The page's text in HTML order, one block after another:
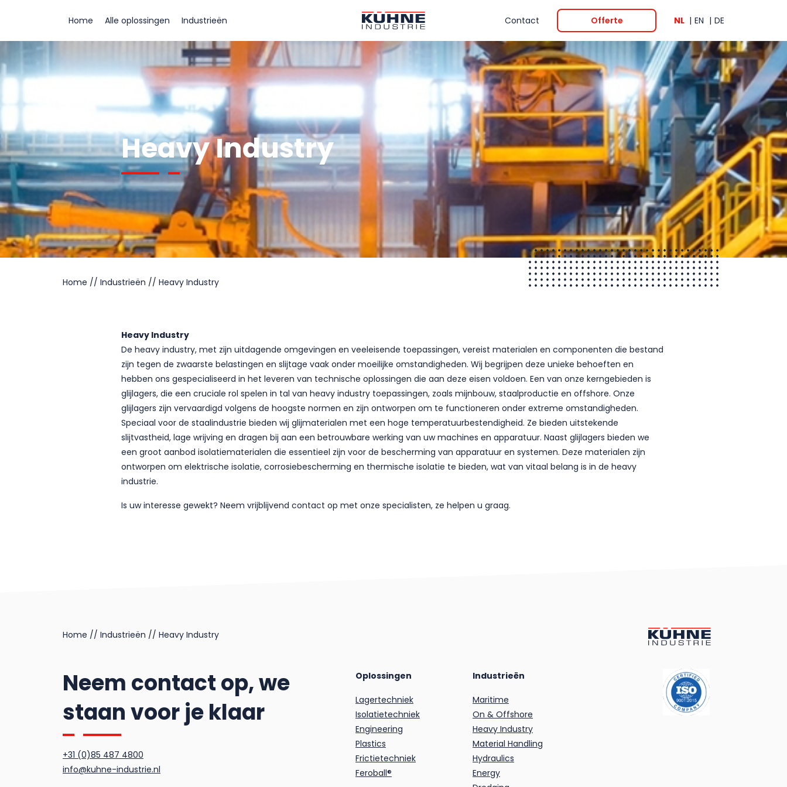
Home Alle oplossingen Industrieën Contact Offerte NL EN DE
Heavy Industry
Home // Industrieën // Heavy Industry
Heavy Industry
De heavy industry, met zijn uitdagende omgevingen en veeleisende toepassingen, vereist materialen en componenten die bestand
zijn tegen de zwaarste belastingen en slijtage vaak onder moeilijke omstandigheden. Wij begrijpen deze unieke behoeften en
hebben ons gespecialiseerd in het leveren van technische oplossingen die aan deze eisen voldoen. Een van onze kerngebieden is
glijlagers, die een cruciale rol spelen in tal van heavy industry toepassingen, zoals mijnbouw, staalproductie en offshore. Onze
glijlagers zijn vervaardigd volgens de hoogste normen en zijn ontworpen om te functioneren onder extreme omstandigheden.
Speciaal voor de staalindustrie bieden wij glijmaterialen met een hoge temperatuurbestendigheid. Ze bieden uitstekende
slijtvastheid, lage wrijving en dragen bij aan een betrouwbare werking van uw machines en apparatuur. Naast glijlagers bieden we
een groot aanbod isolatiematerialen die essentieel zijn voor de bescherming van apparatuur en systemen. Deze materialen zijn
ontworpen om elektrische isolatie, corrosiebescherming en thermische isolatie te bieden, wat van vitaal belang is in de heavy
industrie.
Is uw interesse gewekt? Neem vrijblijvend contact op met onze specialisten, ze helpen u graag.
Home // Industrieën // Heavy Industry
Neem contact op, we
staan voor je klaar
+31 (0)85 487 4800
info@kuhne-industrie.nl
Oplossingen
Lagertechniek
Isolatietechniek
Engineering
Plastics
Frictietechniek
Feroball®
Industrieën
Maritime
On & Offshore
Heavy Industry
Material Handling
Hydraulics
Energy